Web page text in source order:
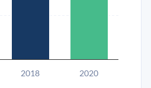
2018 2020